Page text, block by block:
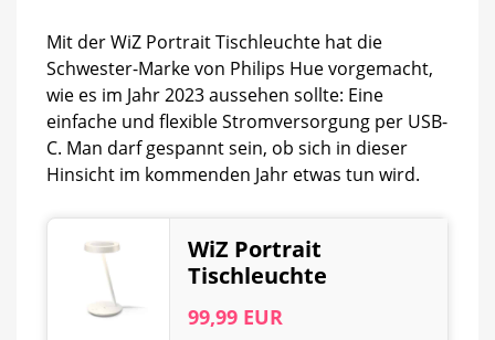
Mit der WiZ Portrait Tischleuchte hat die
Schwester-Marke von Philips Hue vorgemacht,
wie es im Jahr 2023 aussehen sollte: Eine
einfache und flexible Stromversorgung per USB-
C. Man darf gespannt sein, ob sich in dieser
Hinsicht im kommenden Jahr etwas tun wird.
WiZ Portrait
Tischleuchte
99,99 EUR